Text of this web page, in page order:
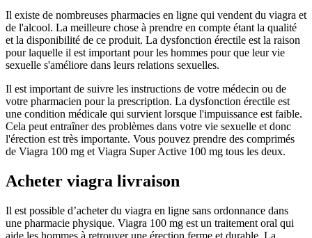
Il existe de nombreuses pharmacies en ligne qui vendent du viagra et
de l'alcool. La meilleure chose à prendre en compte étant la qualité
et la disponibilité de ce produit. La dysfonction érectile est la raison
pour laquelle il est important pour les hommes pour que leur vie
sexuelle s'améliore dans leurs relations sexuelles.
Il est important de suivre les instructions de votre médecin ou de
votre pharmacien pour la prescription. La dysfonction érectile est
une condition médicale qui survient lorsque l'impuissance est faible.
Cela peut entraîner des problèmes dans votre vie sexuelle et donc
l'érection est très importante. Vous pouvez prendre des comprimés
de Viagra 100 mg et Viagra Super Active 100 mg tous les deux.
Acheter viagra livraison
Il est possible d’acheter du viagra en ligne sans ordonnance dans
une pharmacie physique. Viagra 100 mg est un traitement oral qui